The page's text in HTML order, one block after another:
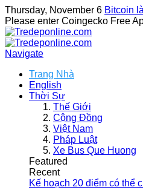
Thursday, November 6 Bitcoin
Please enter Coingecko Free
Navigate
Trang Nhà
English
Thời Sự
Thế Giới
Cộng Đồng
Việt Nam
Pháp Luật
Xe Bus Que Huong
Featured
Recent
Kế hoạch 20 điểm có thể